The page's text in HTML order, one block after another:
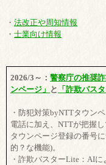
・ 法改正や周知情報
・ 士業向け情報
2026/3～： 警察庁の推奨
ンページ」 と 「詐欺バス
・防犯対策byNTTタウン
電話に加え、NTTが把握
タウンページ登録の番号
的？な機能)。
・詐欺バスターLite：AI